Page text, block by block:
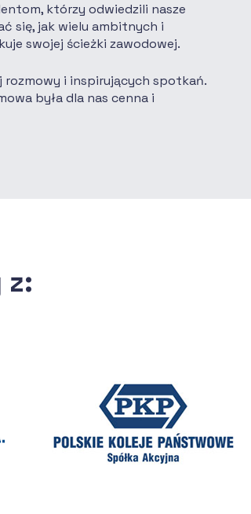
którzy odwiedzili nasze
się, jak wielu ambitnych i
swojej ścieżki zawodowej.
rozmowy i inspirujących spotkań.
była dla nas cenna i
z: